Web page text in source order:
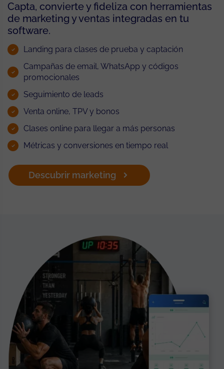
Capta, convierte y fideliza con herramientas
de marketing y ventas integradas en tu
software.
Landing para clases de prueba y captación
Campañas de email, WhatsApp y códigos
promocionales
Seguimiento de leads
Venta online, TPV y bonos
Clases online para llegar a más personas
Métricas y conversiones en tiempo real
Descubrir marketing